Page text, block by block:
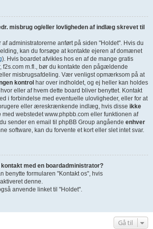
misbrug og/eller lovligheden af indlæg skrevet til
af administratorerne anført på siden "Holdet". Hvis du
kan du forsøge at kontakte ejeren af domænet
). Hvis boardet afvikles hos en af de mange gratis
f2s.com m.fl., bør du kontakte den pågældende
misbrugsafdeling. Vær venligst opmærksom på at
kontrol har over indholdet, og ej heller kan holdes
eller af hvem dette board bliver benyttet. Kontakt
i forbindelse med eventuelle ulovligheder, eller for at
eller æreskrænkende indlæg, hvis disse ikke
med webstedet www.phpbb.com eller funktionen af
sender en email til phpBB Group angående enhver
software, kan du forvente et kort eller slet intet svar.
med en boardadministrator?
benytte formularen "Kontakt os", hvis
denne.
anvende linket til "Holdet".
Gå til